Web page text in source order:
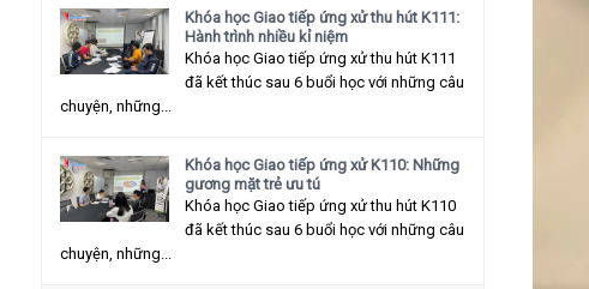
Khóa học Giao tiếp ứng xử thu hút K111:
Hành trình nhiều kỉ niệm
Khóa học Giao tiếp ứng xử thu hút K111
đã kết thúc sau 6 buổi học với những câu
chuyện, những...
Khóa học Giao tiếp ứng xử K110: Những
gương mặt trẻ ưu tú
Khóa học Giao tiếp ứng xử thu hút K110
đã kết thúc sau 6 buổi học với những câu
chuyện, những...